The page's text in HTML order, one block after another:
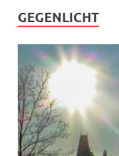
GEGENLICHT